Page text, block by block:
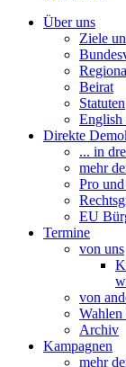
Über uns
Ziele
Beirat
Statuten
English
Direkte
... in
mehr
Pro
EU
Termine
von uns
von
Archiv
Kampagnen
mehr